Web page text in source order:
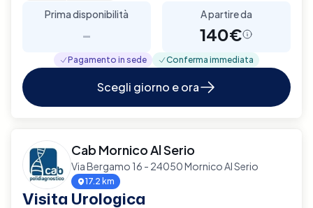
Prima disponibilità
-
A partire da
140€
Pagamento in sede Conferma immediata
Scegli giorno e ora
Cab Mornico Al Serio
Via Bergamo 16 - 24050 Mornico Al Serio
17.2 km
Visita Urologica